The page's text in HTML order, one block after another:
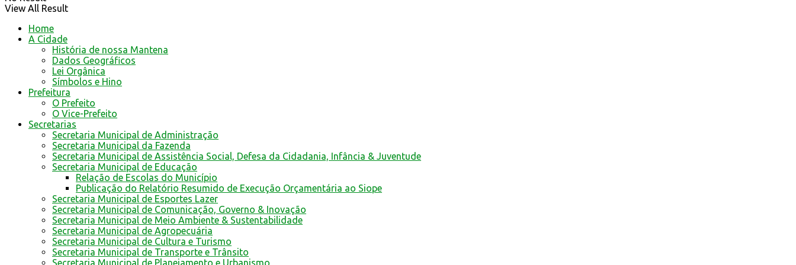
View All Result
Home
A Cidade
História de nossa Mantena
Dados Geográficos
Lei Orgânica
Símbolos e Hino
Prefeitura
O Prefeito
O Vice-Prefeito
Secretarias
Secretaria Municipal de Administração
Secretaria Municipal da Fazenda
Secretaria Municipal de Assistência Social, Defesa da Cidadania, Infância & Juventude
Secretaria Municipal de Educação
Relação de Escolas do Município
Publicação do Relatório Resumido de Execução Orçamentária ao Siope
Secretaria Municipal de Esportes Lazer
Secretaria Municipal de Comunicação, Governo & Inovação
Secretaria Municipal de Meio Ambiente & Sustentabilidade
Secretaria Municipal de Agropecuária
Secretaria Municipal de Cultura e Turismo
Secretaria Municipal de Transporte e Trânsito
Secretaria Municipal de Planejamento e Urbanismo